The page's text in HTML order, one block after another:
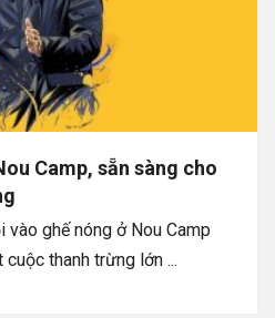
Camp, sẵn sàng cho
vào ghế nóng ở Nou Camp
thanh trừng lớn ...